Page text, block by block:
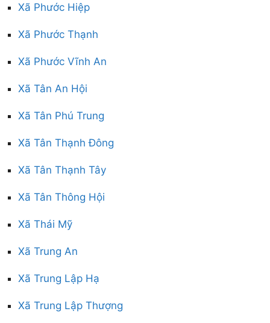
Xã Phước Hiệp
Xã Phước Thạnh
Xã Phước Vĩnh An
Xã Tân An Hội
Xã Tân Phú Trung
Xã Tân Thạnh Đông
Xã Tân Thạnh Tây
Xã Tân Thông Hội
Xã Thái Mỹ
Xã Trung An
Xã Trung Lập Hạ
Xã Trung Lập Thượng